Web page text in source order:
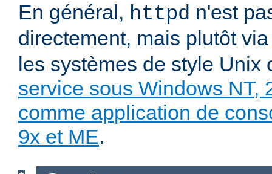
En général, httpd n'est
directement, mais plutôt
les systèmes de style Unix
service sous Windows NT,
comme application de
9x et ME.